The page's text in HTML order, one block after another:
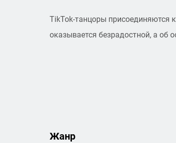
TikTok-танцоры присоединяются
оказывается безрадостной, а об
Жанр